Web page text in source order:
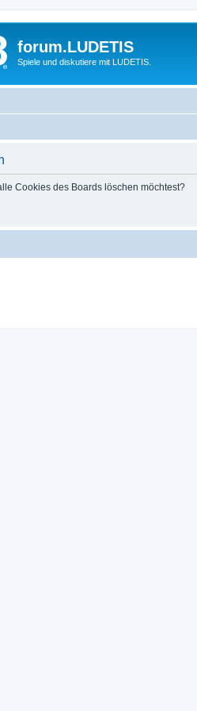
forum.LUDETIS
Spiele und diskutiere mit LUDETIS.
Cookies des Boards löschen möchtest?